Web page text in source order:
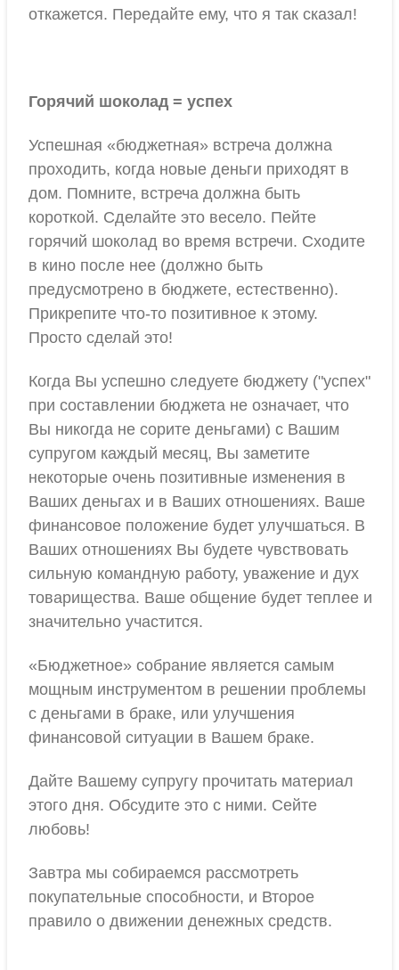
откажется. Передайте ему, что я так сказал!
Горячий шоколад = успех
Успешная «бюджетная» встреча должна
проходить, когда новые деньги приходят в
дом. Помните, встреча должна быть
короткой. Сделайте это весело. Пейте
горячий шоколад во время встречи. Сходите
в кино после нее (должно быть
предусмотрено в бюджете, естественно).
Прикрепите что-то позитивное к этому.
Просто сделай это!
Когда Вы успешно следуете бюджету ("успех"
при составлении бюджета не означает, что
Вы никогда не сорите деньгами) с Вашим
супругом каждый месяц, Вы заметите
некоторые очень позитивные изменения в
Ваших деньгах и в Ваших отношениях. Ваше
финансовое положение будет улучшаться. В
Ваших отношениях Вы будете чувствовать
сильную командную работу, уважение и дух
товарищества. Ваше общение будет теплее и
значительно участится.
«Бюджетное» собрание является самым
мощным инструментом в решении проблемы
с деньгами в браке, или улучшения
финансовой ситуации в Вашем браке.
Дайте Вашему супругу прочитать материал
этого дня. Обсудите это с ними. Сейте
любовь!
Завтра мы собираемся рассмотреть
покупательные способности, и Второе
правило о движении денежных средств.